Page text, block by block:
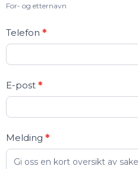
For- og etternavn
Telefon *
E-post *
Melding *